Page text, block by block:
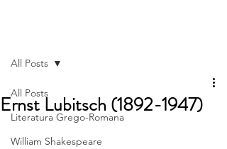
All Posts
Literatura Grego-Romana
William Shakespeare
All Posts
Ernst Lubitsch (1892-1947)